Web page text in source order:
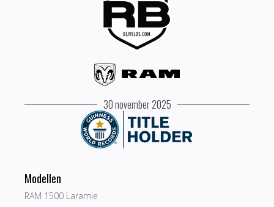
30 november 2025
Modellen
RAM 1500 Laramie